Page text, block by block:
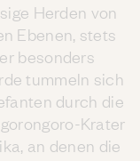
Herden von
Ebenen, stets
besonders
tummeln sich
durch die
Krater
an denen die